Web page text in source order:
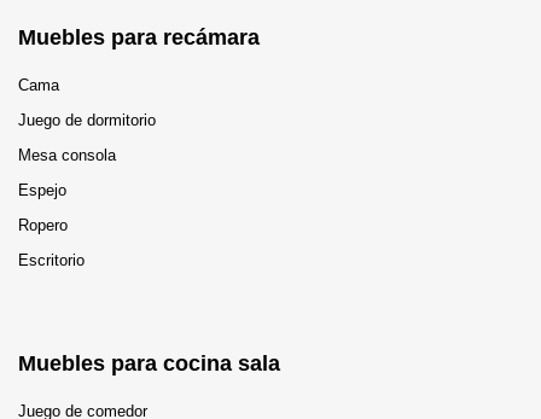
Muebles para recámara
Cama
Juego de dormitorio
Mesa consola
Espejo
Ropero
Escritorio
Muebles para cocina sala
Juego de comedor